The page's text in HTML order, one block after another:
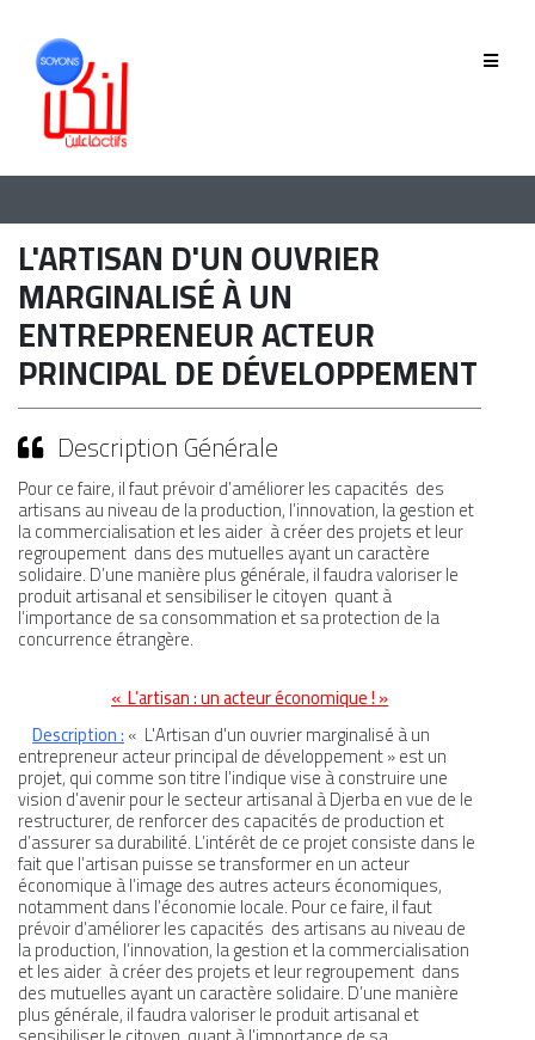
GOUVERNANCE
ÉQUIPE
HISTORIQUE
MEMBRES
PHASE 2019-2022
PHASE 2022-2025
COMMUNIQUÉ DE PRESSE
PÔLE ISP/ESS
PÔLE ÉDUCATION
L'ARTISAN D'UN OUVRIER
MARGINALISÉ À UN
ENTREPRENEUR ACTEUR
PRINCIPAL DE DÉVELOPPEMENT
Description Générale
Pour ce faire, il faut prévoir d’améliorer les capacités des
artisans au niveau de la production, l’innovation, la gestion et
la commercialisation et les aider à créer des projets et leur
regroupement dans des mutuelles ayant un caractère
solidaire. D’une manière plus générale, il faudra valoriser le
produit artisanal et sensibiliser le citoyen quant à
l’importance de sa consommation et sa protection de la
concurrence étrangère.
« L’artisan : un acteur économique ! »
Description :« L'Artisan d'un ouvrier marginalisé à un
entrepreneur acteur principal de développement » est un
projet, qui comme son titre l’indique vise à construire une
vision d’avenir pour le secteur artisanal à Djerba en vue de le
restructurer, de renforcer des capacités de production et
d’assurer sa durabilité. L’intérêt de ce projet consiste dans le
fait que l’artisan puisse se transformer en un acteur
économique à l’image des autres acteurs économiques,
notamment dans l’économie locale. Pour ce faire, il faut
prévoir d’améliorer les capacités des artisans au niveau de
la production, l’innovation, la gestion et la commercialisation
et les aider à créer des projets et leur regroupement dans
des mutuelles ayant un caractère solidaire. D’une manière
plus générale, il faudra valoriser le produit artisanal et